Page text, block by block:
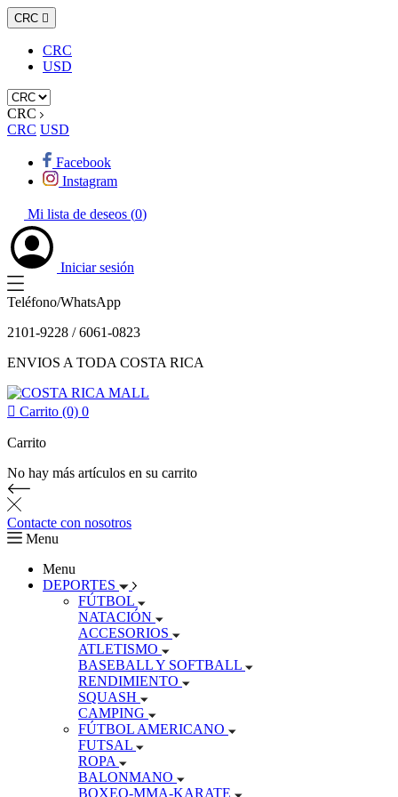
CRC 
CRC
USD
CRC
CRC USD
Facebook
Instagram
Mi lista de deseos (0)
Iniciar sesión
Teléfono/WhatsApp
2101-9228 / 6061-0823
ENVIOS A TODA COSTA RICA
 Carrito (0) 0
Carrito
No hay más artículos en su carrito
Contacte con nosotros
Menu
Menu
DEPORTES
FÚTBOL
NATACIÓN
ACCESORIOS
ATLETISMO
BASEBALL Y SOFTBALL
RENDIMIENTO
SQUASH
CAMPING
FÚTBOL AMERICANO
FUTSAL
ROPA
BALONMANO
BOXEO-MMA-KARATE